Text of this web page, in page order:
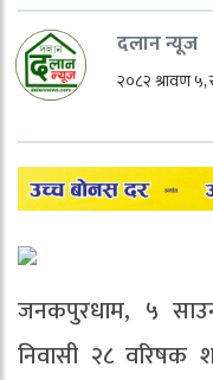
दलान न्यूज
२०८२ श्रावण
जनकपुरधाम, ५ साउन
निवासी २८ वरिषक